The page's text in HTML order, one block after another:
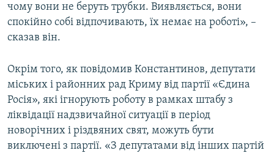
чому вони не беруть трубки. Виявляється, вони
спокійно собі відпочивають, їх немає на роботі», –
сказав він.
Окрім того, як повідомив Константинов, депутати
міських і районних рад Криму від партії «Єдина
Росія», які ігнорують роботу в рамках штабу з
ліквідації надзвичайної ситуації в період
новорічних і різдвяних свят, можуть бути
виключені з партії. «З депутатами від інших партій